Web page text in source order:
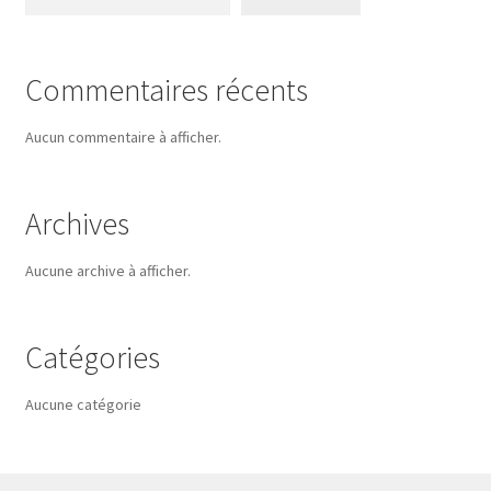
Commentaires récents
Aucun commentaire à afficher.
Archives
Aucune archive à afficher.
Catégories
Aucune catégorie